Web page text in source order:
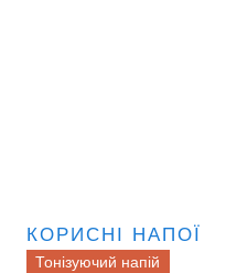
КОРИСНІ НАПОЇ
Тонізуючий напій